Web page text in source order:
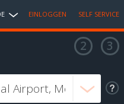
EINLOGGEN SELF SERVICE